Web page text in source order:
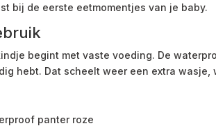
bij de eerste eetmomentjes van je baby.
begint met vaste voeding. De
hebt. Dat scheelt weer een extra
panter roze